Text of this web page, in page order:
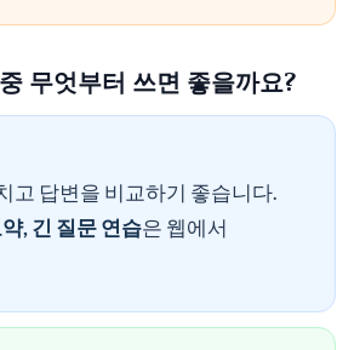
무엇부터 쓰면 좋을까요?
고 답변을 비교하기 좋습니다.
, 긴 질문 연습은 웹에서